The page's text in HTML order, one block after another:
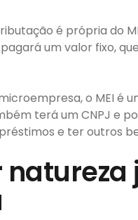
é própria do
um valor fixo,
o MEI é
terá um CNPJ e
e ter outros